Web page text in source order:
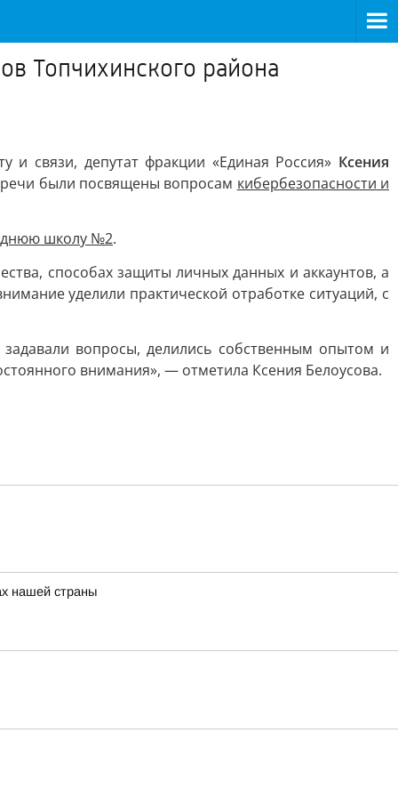
Топчихинского района
и связи, депутат фракции «Единая Россия» Ксения
были посвящены вопросам кибербезопасности и
школу №2.
способах защиты личных данных и аккаунтов, а
уделили практической отработке ситуаций, с
вопросы, делились собственным опытом и
внимания», — отметила Ксения Белоусова.
нашей страны